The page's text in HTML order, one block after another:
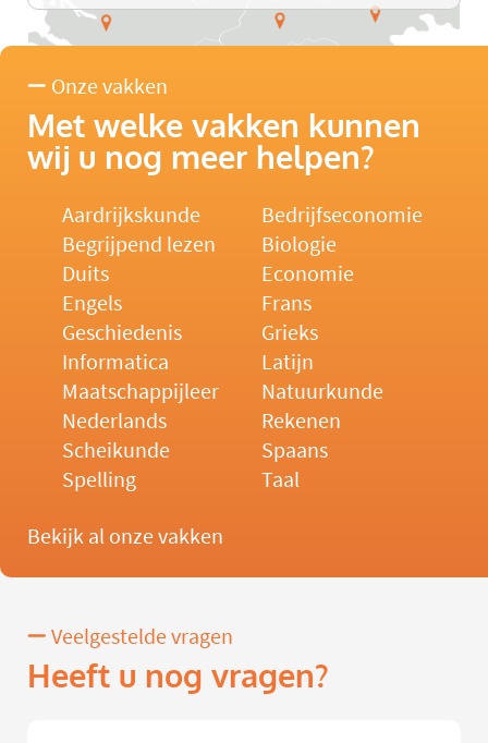
Onze vakken
Met welke vakken kunnen
wij u nog meer helpen?
Aardrijkskunde
Bedrijfseconomie
Begrijpend lezen
Biologie
Duits
Economie
Engels
Frans
Geschiedenis
Grieks
Informatica
Latijn
Maatschappijleer
Natuurkunde
Nederlands
Rekenen
Scheikunde
Spaans
Spelling
Taal
Bekijk al onze vakken
Veelgestelde vragen
Heeft u nog vragen?